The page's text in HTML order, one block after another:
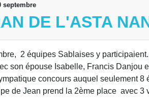
septembre
DE L'ASTA
2 équipes Sablaises y
son épouse Isabelle, Francis Danjou
concours auquel seulement 8
de Jean prend la 2ème place avec 3